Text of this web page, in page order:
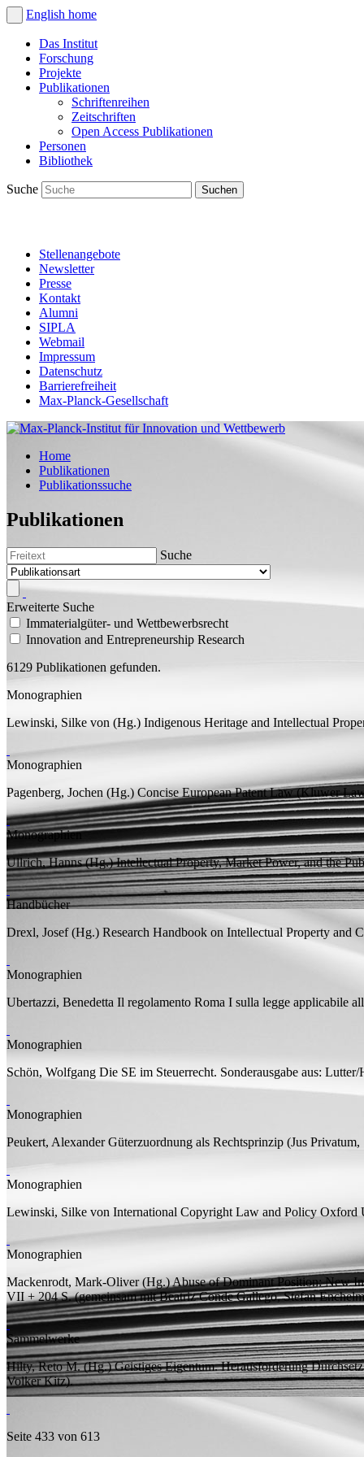
English home
Das Institut
Forschung
Projekte
Publikationen
Schriftenreihen
Zeitschriften
Open Access Publikationen
Personen
Bibliothek
Suche
Stellenangebote
Newsletter
Presse
Kontakt
Alumni
SIPLA
Webmail
Impressum
Datenschutz
Barrierefreiheit
Max-Planck-Gesellschaft
Home
Publikationen
Publikationssuche
Publikationen
Suche
Erweiterte Suche
Immaterialgüter- und Wettbewerbsrecht
Innovation and Entrepreneurship Research
6129 Publikationen gefunden.
Monographien
Lewinski, Silke von (Hg.) Indigenous Heritage and Intellectual
Monographien
Pagenberg, Jochen (Hg.) Concise European Patent Law(Kluwer
Monographien
Ullrich, Hanns (Hg.) Intellectual Property, Market Power, and the
Handbücher
Drexl, Josef (Hg.) Research Handbook on Intellectual Property and
Monographien
Ubertazzi, Benedetta Il regolamento Roma I sulla legge applicabile
Monographien
Schön, Wolfgang Die SE im Steuerrecht. Sonderausgabe aus:
Monographien
Peukert, Alexander Güterzuordnung als Rechtsprinzip (Jus
Monographien
Lewinski, Silke von International Copyright Law and Policy Oxford
Monographien
Mackenrodt, Mark-Oliver (Hg.)Abuse of Dominant Position: New
VII + 204S.(gemeinsam mitBeatriz Conde Gallego, Stefan
Sammelwerke
Hilty, Reto M. (Hg.) Geistiges Eigentum. Herausforderung
Volker Kitz).
Seite 433 von 613